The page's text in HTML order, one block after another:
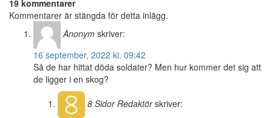
19 kommentarer
Kommentarer är stängda för detta inlägg.
Anonym skriver:
16 september, 2022 kl. 09:42
Så de har hittat döda soldater? Men hur kommer det sig att
de ligger i en skog?
8 SidorRedaktör skriver: